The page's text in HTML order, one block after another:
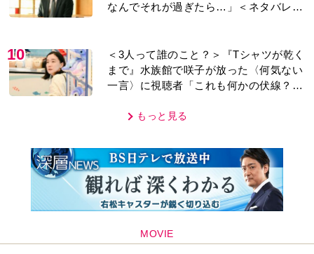
なんでそれが過ぎたら…」＜ネタバレあ
10
＜3人って誰のこと？＞『Tシャツが乾く
まで』水族館で咲子が放った〈何気ない
一言〉に視聴者「これも何かの伏線？」
もっと見る
MOVIE